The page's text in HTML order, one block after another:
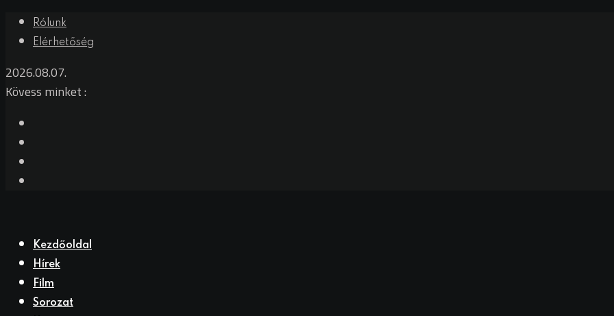
Skip
Rólunk
Elérhetőség
2026.08.07.
Kövess minket :
Kezdőoldal
Hírek
Film
Sorozat